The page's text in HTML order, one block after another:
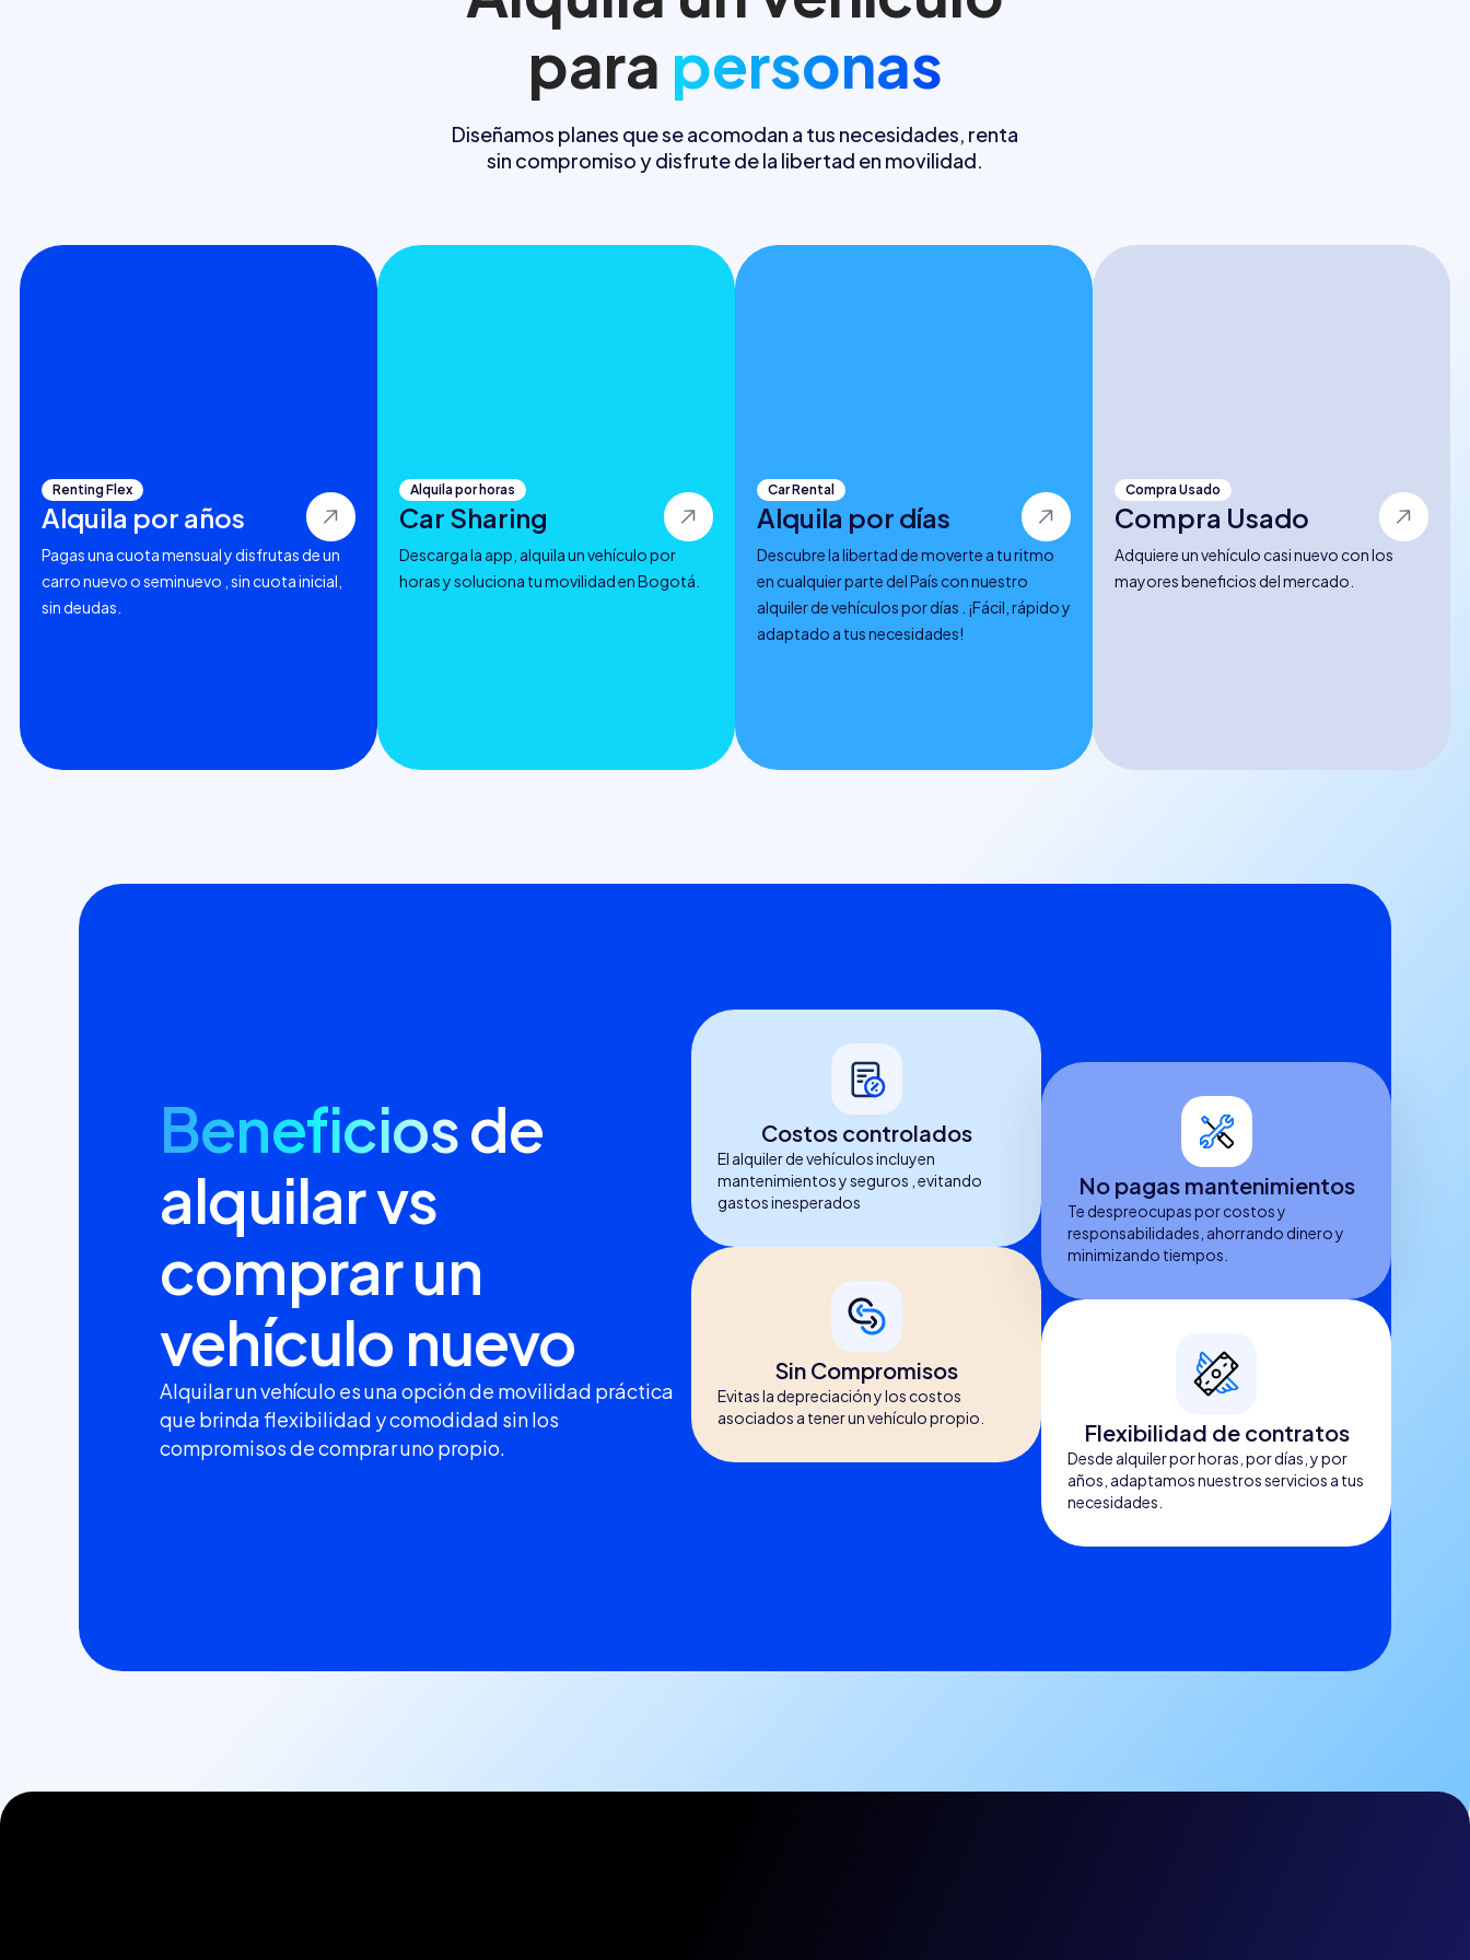
para personas
Diseñamos planes que se acomodan a tus necesidades, renta
sin compromiso y disfrute de la libertad en movilidad.
Alquila por años
Pagas una cuota mensual y disfrutas de un
carro nuevo o seminuevo , sin cuota inicial,
sin deudas.
Renting Flex
Car Sharing
Descarga la app, alquila un vehículo por
horas y soluciona tu movilidad en Bogotá.
Alquila por horas
Alquila por días
Descubre la libertad de moverte a tu ritmo
en cualquier parte del País con nuestro
alquiler de vehículos por días . ¡Fácil, rápido y
adaptado a tus necesidades!
Car Rental
Compra Usado
Adquiere un vehículo casi nuevo con los
mayores beneficios del mercado.
Compra Usado
Beneficiosde
alquilar vs
comprar un
vehículo nuevo
Alquilar un vehículo es una opción de movilidad práctica
que brinda flexibilidad y comodidad sin los
compromisos de comprar uno propio.
Costos controlados
El alquiler de vehículos incluyen
mantenimientos y seguros , evitando
gastos inesperados
Sin Compromisos
Evitas la depreciación y los costos
asociados a tener un vehículo propio.
No pagas mantenimientos
Te despreocupas por costos y
responsabilidades, ahorrando dinero y
minimizando tiempos.
Flexibilidad de contratos
Desde alquiler por horas, por días, y por
años, adaptamos nuestros servicios a tus
necesidades.